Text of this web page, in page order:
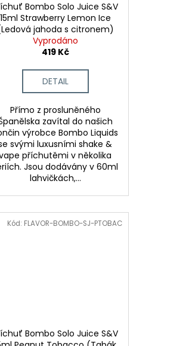
Bombo Solo Juice S&V
15ml Strawberry Lemon Ice
jahoda s citronem)
Vyprodáno
419 Kč
DETAIL
Přímo z prosluněného
zavítal do našich
výrobce Bombo Liquids
svými luxusními shake &
příchutěmi v několika
Jsou dodávány v 60ml
lahvičkách,...
Bombo Solo Juice S&V
Kód: FLAVOR-BOMBO-SJ-PTOBAC